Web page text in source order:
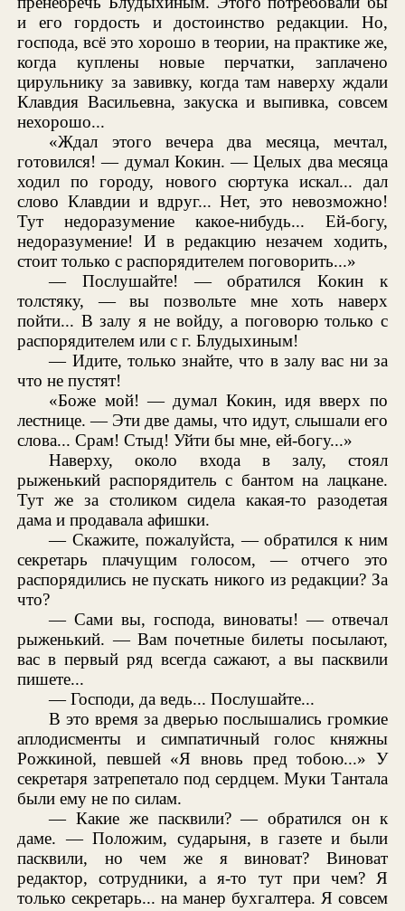
и его гордость и достоинство редакции. Но,
господа, всё это хорошо в теории, на практике же,
когда куплены новые перчатки, заплачено
цирульнику за завивку, когда там наверху ждали
Клавдия Васильевна, закуска и выпивка, совсем
нехорошо...
«Ждал этого вечера два месяца, мечтал,
готовился! — думал Кокин. — Целых два месяца
ходил по городу, нового сюртука искал... дал
слово Клавдии и вдруг... Нет, это невозможно!
Тут недоразумение какое-нибудь... Ей-богу,
недоразумение! И в редакцию незачем ходить,
стоит только с распорядителем поговорить...»
— Послушайте! — обратился Кокин к
толстяку, — вы позвольте мне хоть наверх
пойти... В залу я не войду, а поговорю только с
распорядителем или с г. Блудыхиным!
— Идите, только знайте, что в залу вас ни за
что не пустят!
«Боже мой! — думал Кокин, идя вверх по
лестнице. — Эти две дамы, что идут, слышали его
слова... Срам! Стыд! Уйти бы мне, ей-богу...»
Наверху, около входа в залу, стоял
рыженький распорядитель с бантом на лацкане.
Тут же за столиком сидела какая-то разодетая
дама и продавала афишки.
— Скажите, пожалуйста, — обратился к ним
секретарь плачущим голосом, — отчего это
распорядились не пускать никого из редакции? За
что?
— Сами вы, господа, виноваты! — отвечал
рыженький. — Вам почетные билеты посылают,
вас в первый ряд всегда сажают, а вы пасквили
пишете...
— Господи, да ведь... Послушайте...
В это время за дверью послышались громкие
аплодисменты и симпатичный голос княжны
Рожкиной, певшей «Я вновь пред тобою...» У
секретаря затрепетало под сердцем. Муки Тантала
были ему не по силам.
— Какие же пасквили? — обратился он к
даме. — Положим, сударыня, в газете и были
пасквили, но чем же я виноват? Виноват
редактор, сотрудники, а я-то тут при чем? Я
только секретарь... на манер бухгалтера. Я совсем